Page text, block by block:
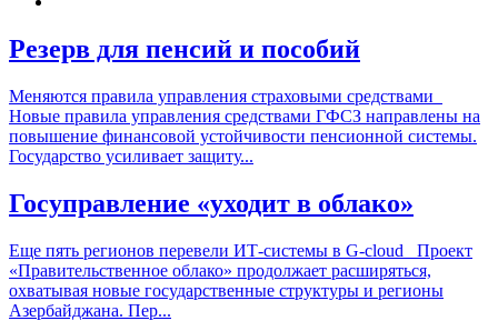
Резерв для пенсий и пособий
Меняются правила управления страховыми средствами
Новые правила управления средствами ГФСЗ направлены на
повышение финансовой устойчивости пенсионной системы.
Государство усиливает защиту...
Госуправление «уходит в облако»
Еще пять регионов перевели ИТ-системы в G-cloud Проект
«Правительственное облако» продолжает расширяться,
охватывая новые государственные структуры и регионы
Азербайджана. Пер...